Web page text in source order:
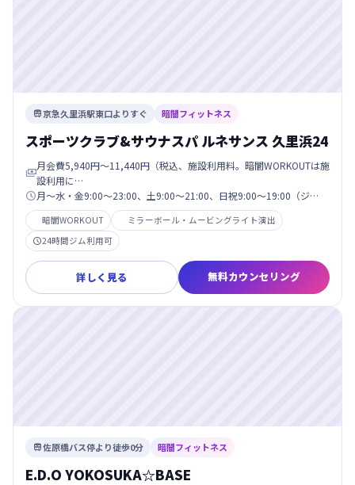
京急久里浜駅東口よりすぐ 暗闇フィットネス
スポーツクラブ&サウナスパ ルネサンス 久里浜24

月会費5,940円〜11,440円（税込、施設利用料。暗闇WORKOUTは施
設利用に…
月〜水・金9:00〜23:00、土9:00〜21:00、日祝9:00〜19:00（ジ…
暗闇WORKOUT ミラーボール・ムービングライト演出
24時間ジム利用可
詳しく見る 無料カウンセリング
佐原橋バス停より徒歩0分 暗闇フィットネス
E.D.O YOKOSUKA☆BASE